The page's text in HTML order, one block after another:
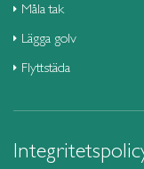
Måla tak
Lägga golv
Flyttstäda